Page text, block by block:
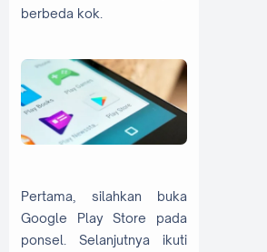
berbeda kok.
Pertama, silahkan buka
Google Play Store pada
ponsel. Selanjutnya ikuti